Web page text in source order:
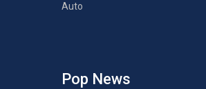
Auto
Pop News